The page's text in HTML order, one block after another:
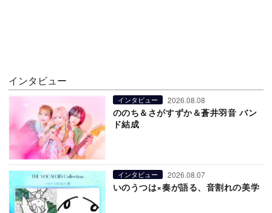
インタビュー
インタビュー 2026.08.08
ののち＆さがすずか＆蒼井羽音 バン
ド結成
インタビュー 2026.08.07
いのうつは×奏が語る、音割れの美学